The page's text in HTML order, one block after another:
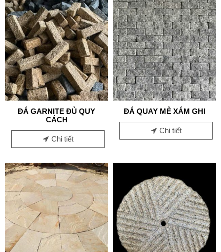
ĐÁ GARNITE ĐỦ QUY
CÁCH
Chi tiết
ĐÁ QUAY MẺ XÁM GHI
Chi tiết